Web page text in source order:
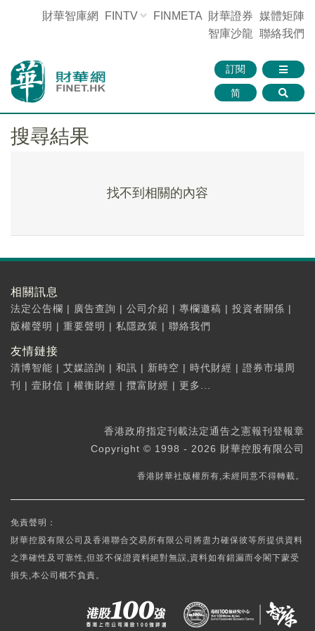
財華智庫網 FINTV FINMETA 財華證券 媒體矩陣
智庫沙龍 聯絡我們
訂閱
简
搜尋結果
找不到相關的內容
相關訊息
法定公告欄 | 廣告查詢 | 公司介紹 | 專欄邀稿 | 投資者關係 |
版權聲明 | 重要聲明 | 私隱政策 | 聯絡我們
友情鏈接
清博智能 | 艾媒諮詢 | 和訊 | 新時空 | 時代財經 | 證券市場周
刊
| 壹財信 | 權衡財經 | 攬富財經 | 更多...
香港政府指定刊載法定通告之憲報刊登報章
Copyright © 1998 - 2026 財華控股有限公司
香港財華社版權所有,未經同意不得轉載。
免責聲明：
財華控股有限公司及香港聯合交易所有限公司將盡力確保彼等所提供資料
之準確性及可靠性,但並不保證資料絕對無誤,資料如有錯漏而令閣下蒙受
損失,本公司概不負責。